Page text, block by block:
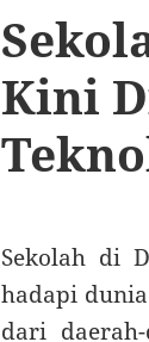
Kini
Sekolah di
hadapi
dari